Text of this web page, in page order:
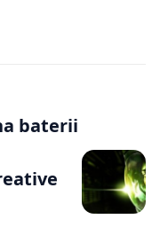
baterii